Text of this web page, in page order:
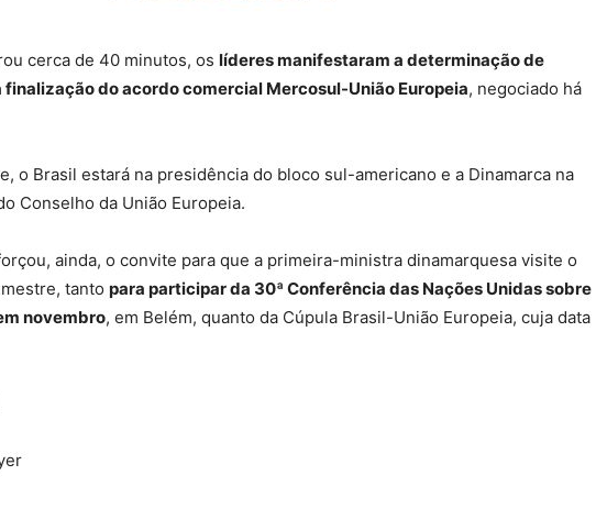
cerca de 40 minutos, os líderes manifestaram a determinação de
do acordo comercial Mercosul-União Europeia, negociado há
o Brasil estará na presidência do bloco sul-americano e a Dinamarca na
Conselho da União Europeia.
ainda, o convite para que a primeira-ministra dinamarquesa visite o
tanto para participar da 30ª Conferência das Nações Unidas sobre
novembro, em Belém, quanto da Cúpula Brasil-União Europeia, cuja data